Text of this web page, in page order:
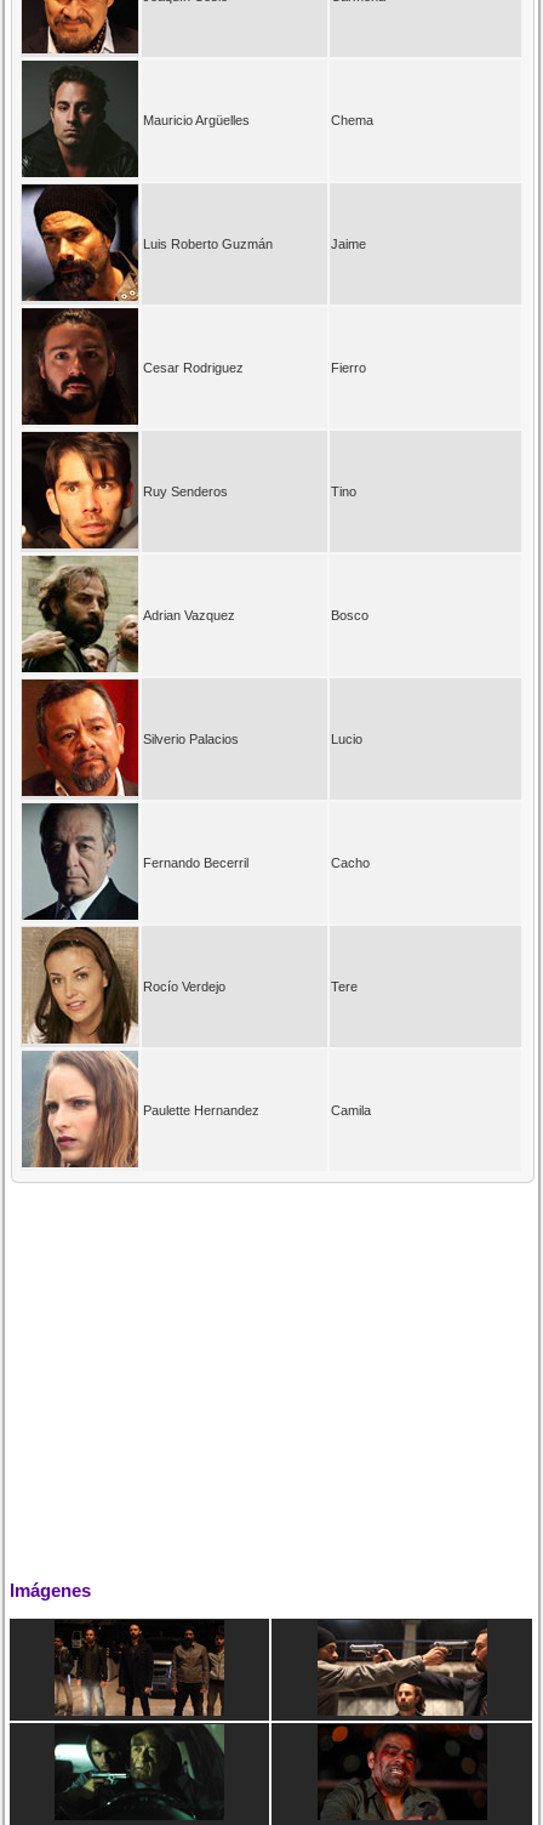
Mauricio Argüelles Chema
Luis Roberto Guzmán Jaime
Cesar Rodriguez Fierro
Ruy Senderos Tino
Adrian Vazquez Bosco
Silverio Palacios Lucio
Fernando Becerril Cacho
Rocío Verdejo Tere
Paulette Hernandez Camila
Imágenes